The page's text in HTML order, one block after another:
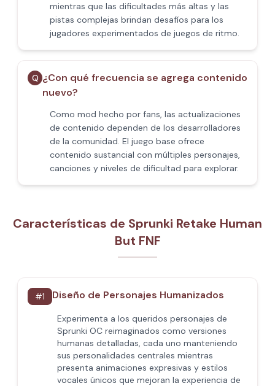
mientras que las dificultades más altas y las
pistas complejas brindan desafíos para los
jugadores experimentados de juegos de ritmo.
Q ¿Con qué frecuencia se agrega contenido
nuevo?
Como mod hecho por fans, las actualizaciones
de contenido dependen de los desarrolladores
de la comunidad. El juego base ofrece
contenido sustancial con múltiples personajes,
canciones y niveles de dificultad para explorar.
Características de Sprunki Retake Human
But FNF
#1 Diseño de Personajes Humanizados
Experimenta a los queridos personajes de
Sprunki OC reimaginados como versiones
humanas detalladas, cada uno manteniendo
sus personalidades centrales mientras
presenta animaciones expresivas y estilos
vocales únicos que mejoran la experiencia de